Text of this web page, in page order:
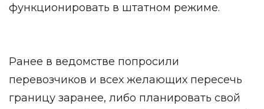
функционировать в штатном режиме.
Ранее в ведомстве попросили
перевозчиков и всех желающих пересечь
границу заранее, либо планировать свой